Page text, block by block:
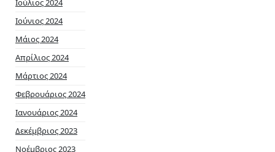
Ιούλιος 2024
Ιούνιος 2024
Μάιος 2024
Απρίλιος 2024
Μάρτιος 2024
Φεβρουάριος 2024
Ιανουάριος 2024
Δεκέμβριος 2023
Νοέμβριος 2023